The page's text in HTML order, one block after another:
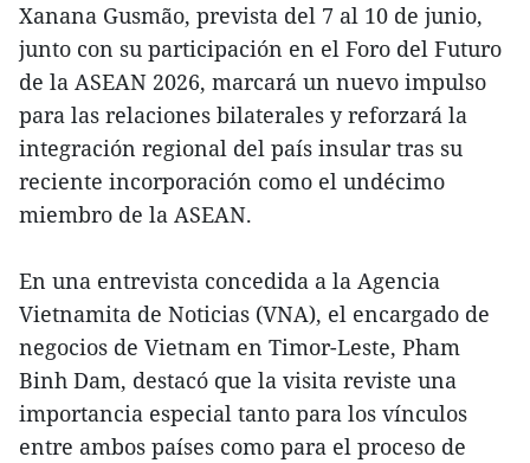
Xanana Gusmão, prevista del 7 al 10 de junio,
junto con su participación en el Foro del Futuro
de la ASEAN 2026, marcará un nuevo impulso
para las relaciones bilaterales y reforzará la
integración regional del país insular tras su
reciente incorporación como el undécimo
miembro de la ASEAN.
En una entrevista concedida a la Agencia
Vietnamita de Noticias (VNA), el encargado de
negocios de Vietnam en Timor-Leste, Pham
Binh Dam, destacó que la visita reviste una
importancia especial tanto para los vínculos
entre ambos países como para el proceso de